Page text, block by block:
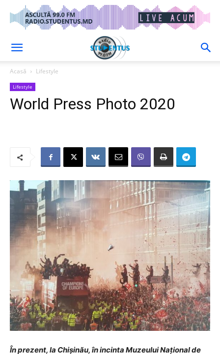
Acasă Lifestyle
Lifestyle
World Press Photo 2020
În prezent, la Chișinău, în incinta Muzeului Național de